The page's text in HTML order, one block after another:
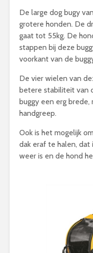
De large dog bugy
grotere honden. De
gaat tot 55kg. De
stappen bij deze
voorkant van de
De vier wielen van
betere stabiliteit van
buggy een erg
handgreep.
Ook is het mogelijk
dak eraf te halen, dat
weer is en de hond